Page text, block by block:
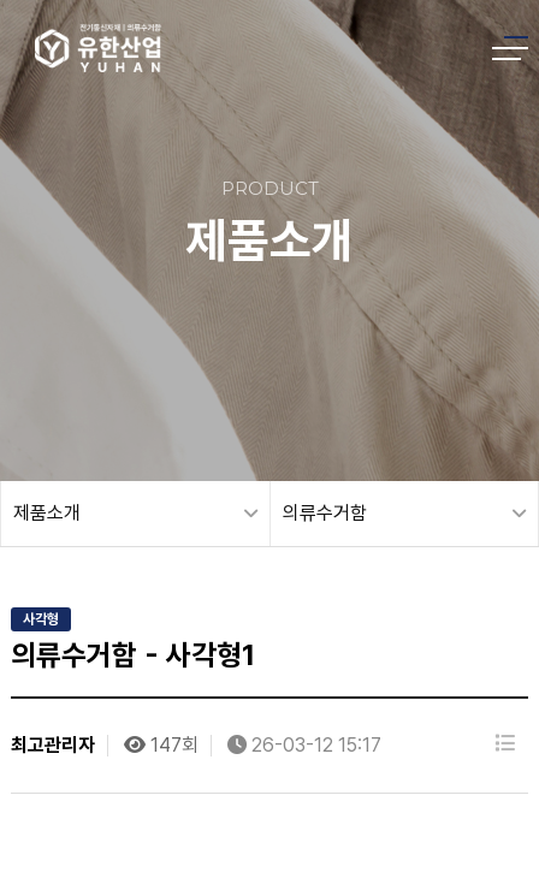
PRODUCT
제품소개
제품소개 의류수거함
사각형
의류수거함 - 사각형1
최고관리자 147회 26-03-12 15:17